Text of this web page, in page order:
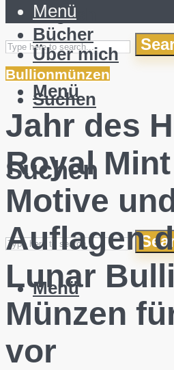
Menü
English
Bücher
Über mich
Suchen
Suchen
Menü
Menü
Bullionmünzen
Jahr des
Royal
Motive
Auflagen
Lunar
Münzen
vor